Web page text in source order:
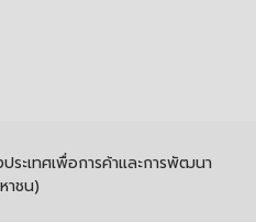
ะเทศเพื่อการค้าและการพัฒนา
าชน)